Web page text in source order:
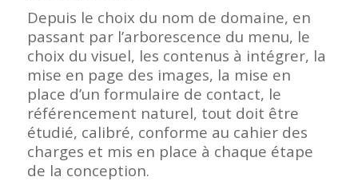
Depuis le choix du nom de domaine, en
passant par l’arborescence du menu, le
choix du visuel, les contenus à intégrer, la
mise en page des images, la mise en
place d’un formulaire de contact, le
référencement naturel, tout doit être
étudié, calibré, conforme au cahier des
charges et mis en place à chaque étape
de la conception.